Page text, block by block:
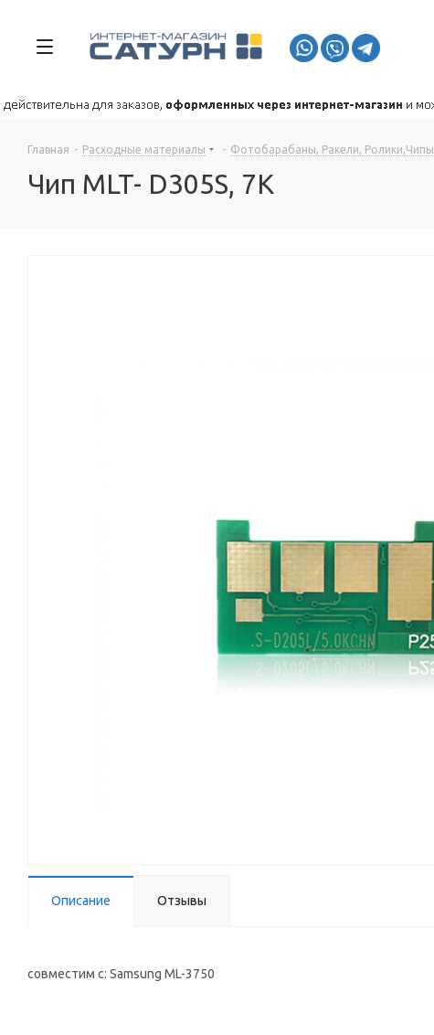
Главная - Расходные материалы - Фотобарабаны, Ракели, Ролики,Чипы
Чип MLT- D305S, 7K
Описание Отзывы
совместим с: Samsung ML-3750